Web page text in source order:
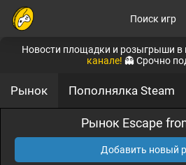
Поиск игр
Новости площадки и розыгрыши
канале! 👻 Срочно
Рынок Пополнялка Steam
Рынок Escape
Добавить новый